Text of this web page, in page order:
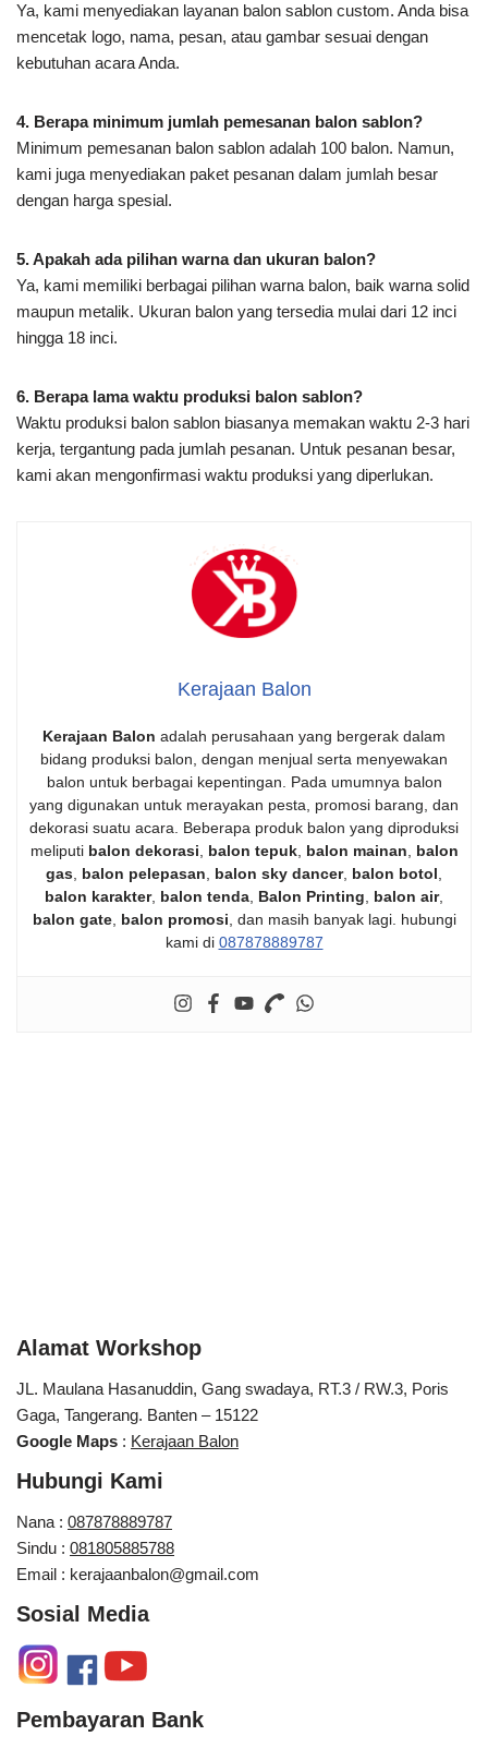
Ya, kami menyediakan layanan balon sablon custom. Anda bisa
mencetak logo, nama, pesan, atau gambar sesuai dengan
kebutuhan acara Anda.
4. Berapa minimum jumlah pemesanan balon sablon?
Minimum pemesanan balon sablon adalah 100 balon. Namun,
kami juga menyediakan paket pesanan dalam jumlah besar
dengan harga spesial.
5. Apakah ada pilihan warna dan ukuran balon?
Ya, kami memiliki berbagai pilihan warna balon, baik warna solid
maupun metalik. Ukuran balon yang tersedia mulai dari 12 inci
hingga 18 inci.
6. Berapa lama waktu produksi balon sablon?
Waktu produksi balon sablon biasanya memakan waktu 2-3 hari
kerja, tergantung pada jumlah pesanan. Untuk pesanan besar,
kami akan mengonfirmasi waktu produksi yang diperlukan.
Kerajaan Balon
Kerajaan Balon adalah perusahaan yang bergerak dalam
bidang produksi balon, dengan menjual serta menyewakan
balon untuk berbagai kepentingan. Pada umumnya balon
yang digunakan untuk merayakan pesta, promosi barang, dan
dekorasi suatu acara. Beberapa produk balon yang diproduksi
meliputi balon dekorasi balon tepuk, balon mainan
balon
gas balon pelepasan balon sky dancer, balon botol
balon karakter, balon tenda Balon Printing balon air,
balon gate, balon promosi , dan masih banyak lagi. hubungi
kami di 087878889787
Alamat Workshop
JL. Maulana Hasanuddin, Gang swadaya, RT.3 / RW.3, Poris
Gaga, Tangerang. Banten – 15122
Google Maps : Kerajaan Balon
Hubungi Kami
Nana : 087878889787
Sindu : 081805885788
Email : kerajaanbalon@gmail.com
Sosial Media
Pembayaran Bank